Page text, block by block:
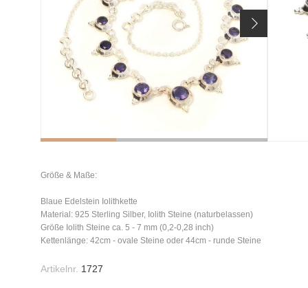
Größe & Maße:
Blaue Edelstein Iolithkette
Material: 925 Sterling Silber, Iolith Steine (naturbelassen)
Größe Iolith Steine ca. 5 - 7 mm (0,2-0,28 inch)
Kettenlänge: 42cm - ovale Steine oder 44cm - runde Steine
Artikelnr. 1727